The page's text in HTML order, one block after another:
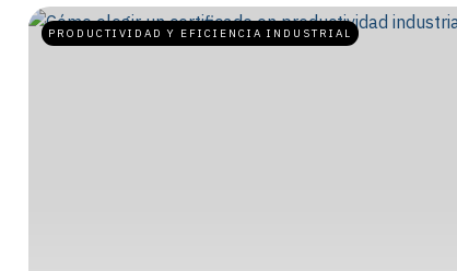
PRODUCTIVIDAD Y EFICIENCIA INDUSTRIAL